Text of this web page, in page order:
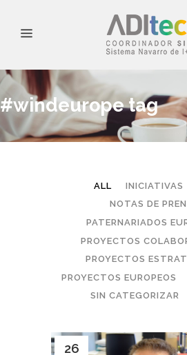
#windeurope tag
ALL INICIATIVAS
NOTAS DE
PATERNARIADOS
PROYECTOS
PROYECTOS
PROYECTOS EUROPEOS
SIN CATEGORIZAR
26